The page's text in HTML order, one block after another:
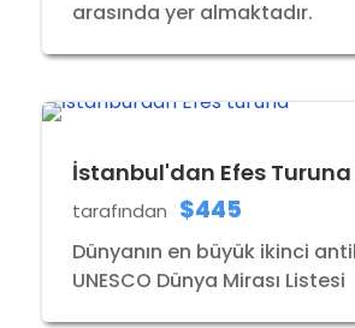
arasında yer almaktadır.
İstanbul'dan Efes Turuna
tarafından $445
Dünyanın en büyük ikinci
UNESCO Dünya Mirası Listesi